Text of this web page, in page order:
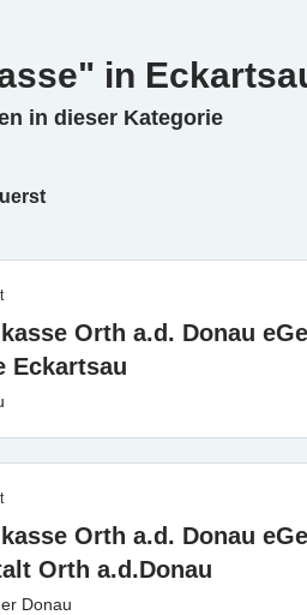
in
in dieser Kategorie
Orth a.d. Donau
Eckartsau
Orth a.d. Donau
Orth a.d.Donau
Donau